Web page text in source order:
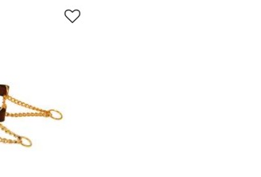
Zu Favoriten hinzufügen